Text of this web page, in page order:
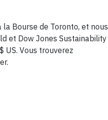
Bourse de Toronto, et nous
et Dow Jones Sustainability
US. Vous trouverez